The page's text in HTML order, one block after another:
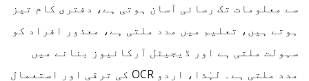
سے معلومات تک رسائی آسان ہوتی ہے، دفتری کام تیز
ہوتے ہیں، تعلیم میں مدد ملتی ہے، معذور افراد کو
سہولت ملتی ہے اور ڈیجیٹل آرکائیوز بنانے میں
مدد ملتی ہے۔ لہٰذا، اردو OCR کی ترقی اور استعمال